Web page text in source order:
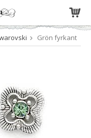
Grön fyrkant